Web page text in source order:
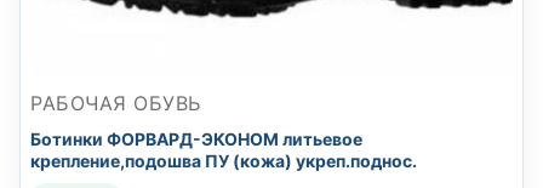
РАБОЧАЯ ОБУВЬ
Ботинки ФОРВАРД-ЭКОНОМ литьевое
крепление,подошва ПУ (кожа) укреп.поднос.